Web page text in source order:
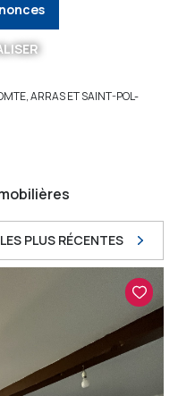
ARRAS ET SAINT-POL-
LES PLUS RÉCENTES